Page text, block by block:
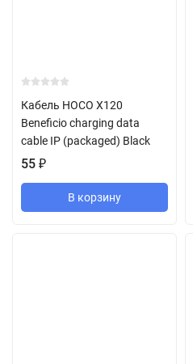
Кабель HOCO X120
Beneficio charging data
cable IP (packaged) Black
55 ₽
В корзину